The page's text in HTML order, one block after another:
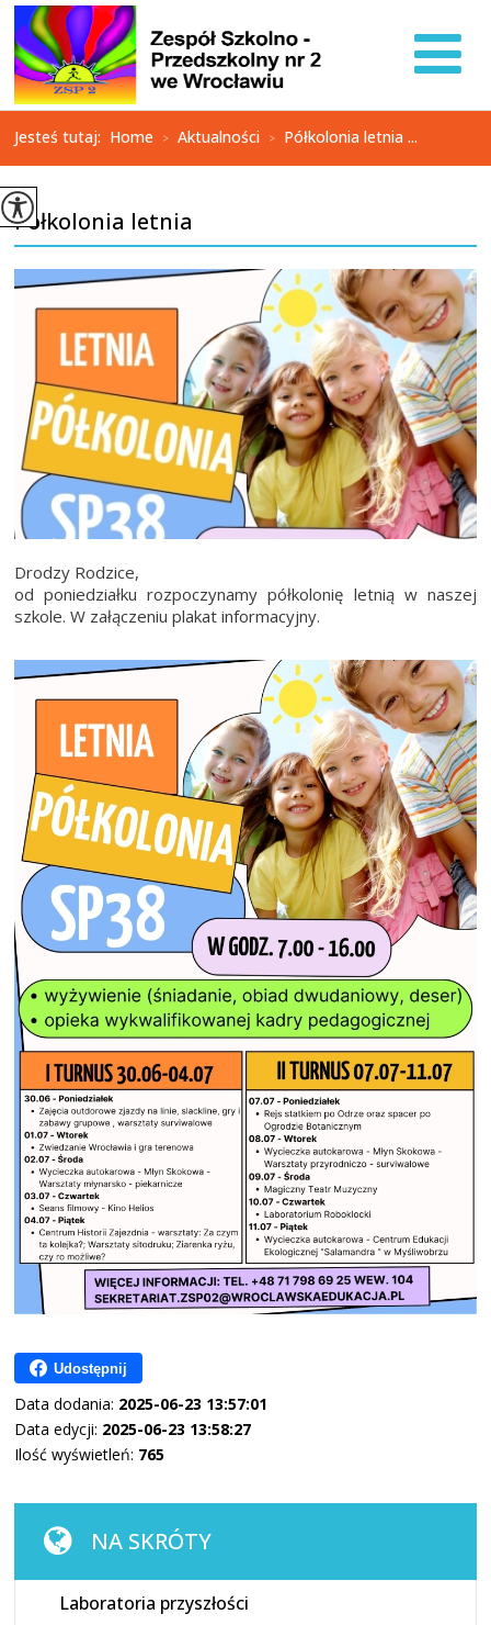
Jesteś tutaj: Home > Aktualności > Półkolonia letnia ...
Półkolonia letnia
Drodzy Rodzice,
od poniedziałku rozpoczynamy półkolonię letnią w naszej
szkole. W załączeniu plakat informacyjny.
Udostępnij
Data dodania: 2025-06-23 13:57:01
Data edycji: 2025-06-23 13:58:27
Ilość wyświetleń: 765
NA SKRÓTY
Laboratoria przyszłości